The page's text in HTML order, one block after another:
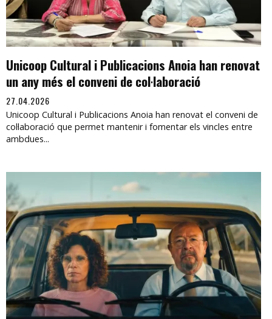
Unicoop Cultural i Publicacions Anoia han renovat
un any més el conveni de col·laboració
27.04.2026
Unicoop Cultural i Publicacions Anoia han renovat el conveni de
col·laboració que permet mantenir i fomentar els vincles entre
ambdues...